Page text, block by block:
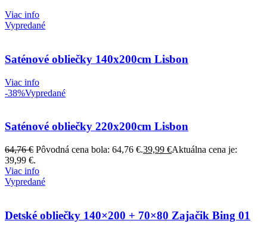
Viac info
Vypredané
Saténové obliečky 140x200cm Lisbon
Viac info
-38%Vypredané
Saténové obliečky 220x200cm Lisbon
64,76€ Pôvodná cena bola: 64,76 €.39,99 €Aktuálna cena je:
39,99 €.
Viac info
Vypredané
Detské obliečky 140×200 + 70×80 Zajačik Bing 01